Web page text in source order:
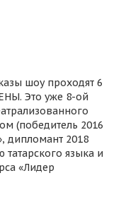
шоу проходят 6
Это уже 8-ой
(победитель 2016
дипломант 2018
татарского языка и
«Лидер